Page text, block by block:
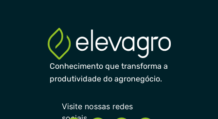
Conhecimento que transforma a
produtividade do agronegócio.